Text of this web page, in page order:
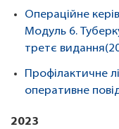
Операційне
Модуль 6.
третє
Профілактичне
оперативне
2023